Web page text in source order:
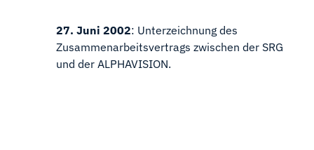
27. Juni 2002: Unterzeichnung des
Zusammenarbeitsvertrags zwischen der SRG
und der ALPHAVISION.